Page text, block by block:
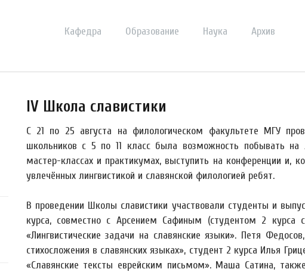
Кафедра Образование Наука Архив
IV Школа славистики
С 21 по 25 августа на филологическом факультете МГУ
школьников с 5 по 11 класс была возможность побывать на
мастер-классах и практикумах, выступить на конференции и,
увлечённых лингвистикой и славянской филологией ребят.
В проведении Школы славистики участвовали студенты и
курса, совместно с Арсением Сафиным (студентом 2 курса
«Лингвистические задачи на славянские языки». Петя
стихосложения в славянских языках», студент 2 курса Илья
«Славянские тексты еврейским письмом». Маша Сатина,